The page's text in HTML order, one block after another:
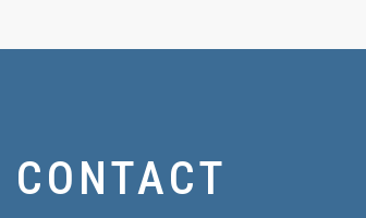
CONTACT